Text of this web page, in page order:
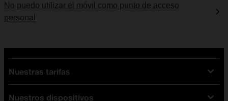
No puedo utilizar el móvil como punto de acceso
personal
Nuestras tarifas
Tarifas Orange
Nuestros dispositivos